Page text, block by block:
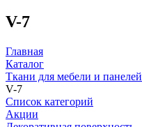
V-7
Главная
Каталог
Ткани для мебели и панелей
V-7
Список категорий
Акции